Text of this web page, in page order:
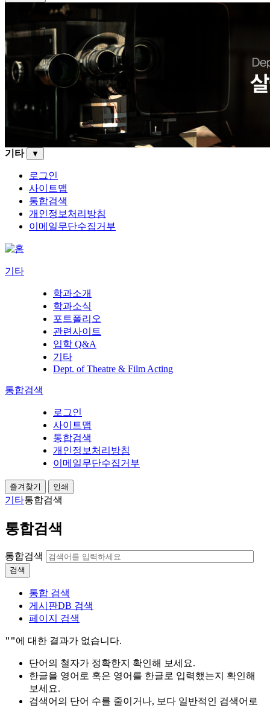
기타 ▼
로그인
사이트맵
통합검색
개인정보처리방침
이메일무단수집거부
기타
학과소개
학과소식
포트폴리오
관련사이트
입학 Q&A
기타
Dept. of Theatre & Film Acting
통합검색
로그인
사이트맵
통합검색
개인정보처리방침
이메일무단수집거부
즐겨찾기 인쇄
기타통합검색
통합검색
통합검색
검색
통합 검색
게시판DB 검색
페이지 검색
""에 대한 결과가 없습니다.
단어의 철자가 정확한지 확인해 보세요.
한글을 영어로 혹은 영어를 한글로 입력했는지 확인해
보세요.
검색어의 단어 수를 줄이거나, 보다 일반적인 검색어로